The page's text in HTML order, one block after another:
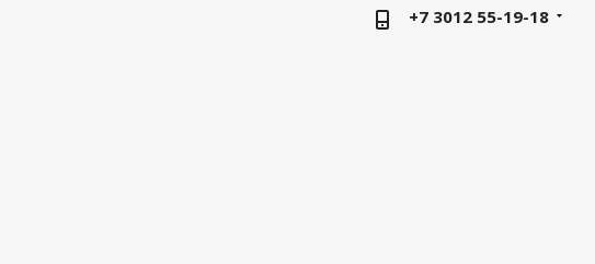
+7 3012 55-19-18